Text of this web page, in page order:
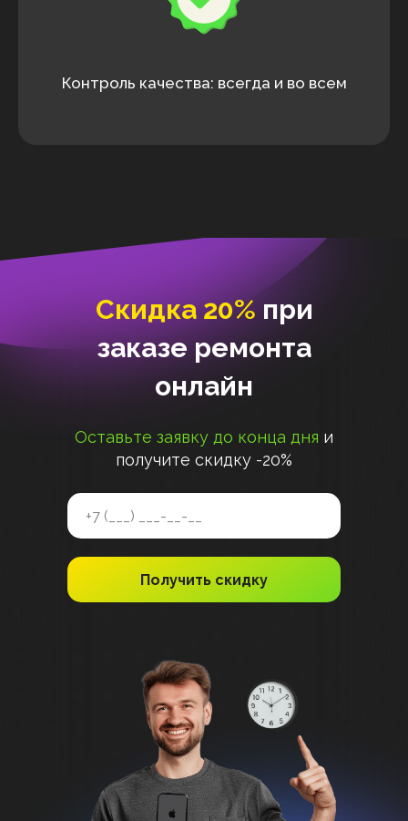
Контроль качества: всегда и во всем
Скидка 20% при
заказе ремонта
онлайн
Оставьте заявку до конца дня и
получите скидку -20%
Получить скидку